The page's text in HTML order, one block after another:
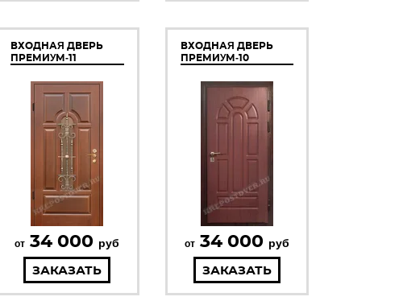
ВХОДНАЯ ДВЕРЬ
ПРЕМИУМ-11
от 34 000 руб
ЗАКАЗАТЬ
ВХОДНАЯ ДВЕРЬ
ПРЕМИУМ-10
от 34 000 руб
ЗАКАЗАТЬ